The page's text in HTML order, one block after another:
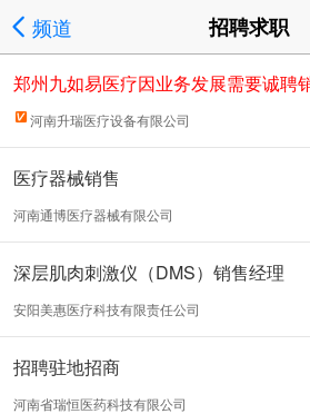
频道 招聘求职
郑州九如易医疗因业务发展需要诚聘
河南升瑞医疗设备有限公司
医疗器械销售
河南通博医疗器械有限公司
深层肌肉刺激仪（DMS）销售经理
安阳美惠医疗科技有限责任公司
招聘驻地招商
河南省瑞恒医药科技有限公司